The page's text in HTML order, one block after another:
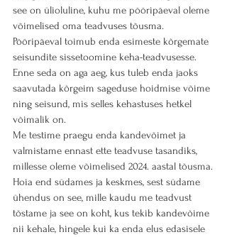
see on ülioluline, kuhu me pööripäeval oleme
võimelised oma teadvuses tõusma.
Pööripäeval toimub enda esimeste kõrgemate
seisundite sissetoomine keha-teadvusesse.
Enne seda on aga aeg, kus tuleb enda jaoks
saavutada kõrgeim sageduse hoidmise võime
ning seisund, mis selles kehastuses hetkel
võimalik on.
Me testime praegu enda kandevõimet ja
valmistame ennast ette teadvuse tasandiks,
millesse oleme võimelised 2024. aastal tõusma.
Hoia end südames ja keskmes, sest südame
ühendus on see, mille kaudu me teadvust
tõstame ja see on koht, kus tekib kandevõime
nii kehale, hingele kui ka enda elus edasisele